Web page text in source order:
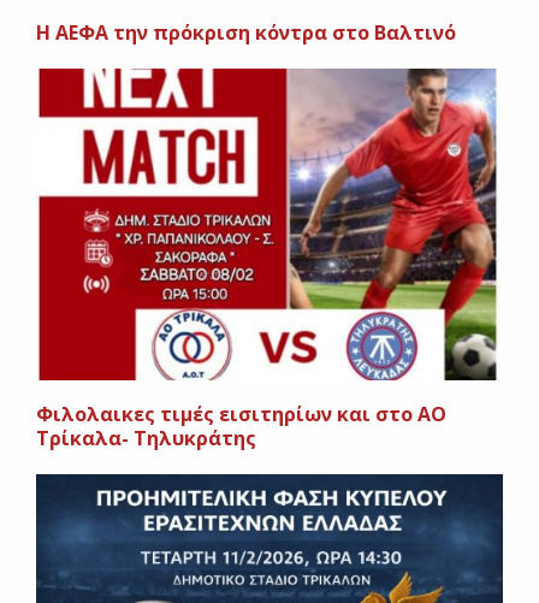
Η ΑΕΦΑ την πρόκριση κόντρα στο Βαλτινό
Φιλολαικες τιμές εισιτηρίων και στο ΑΟ
Τρίκαλα- Τηλυκράτης